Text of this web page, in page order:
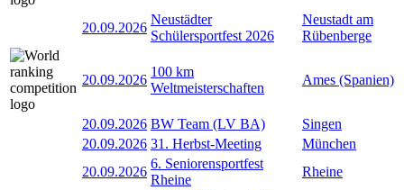
20.09.2026
Neustädter
Schülersportfest 2026
Neustadt am
Rübenberge
20.09.2026
100 km
Weltmeisterschaften
Ames (Spanien)
20.09.2026 BW Team (LV BA)
Singen
20.09.2026 31. Herbst-Meeting
München
20.09.2026
6. Seniorensportfest
Rheine
Rheine